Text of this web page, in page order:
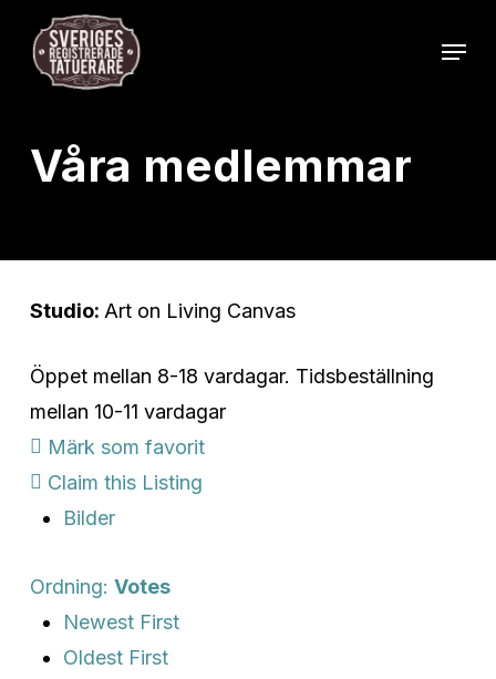
Menu
Våra medlemmar
Studio: Art on Living Canvas
Öppet mellan 8-18 vardagar. Tidsbeställning
mellan 10-11 vardagar
Märk som favorit
Claim this Listing
Bilder
Ordning: Votes
Newest First
Oldest First